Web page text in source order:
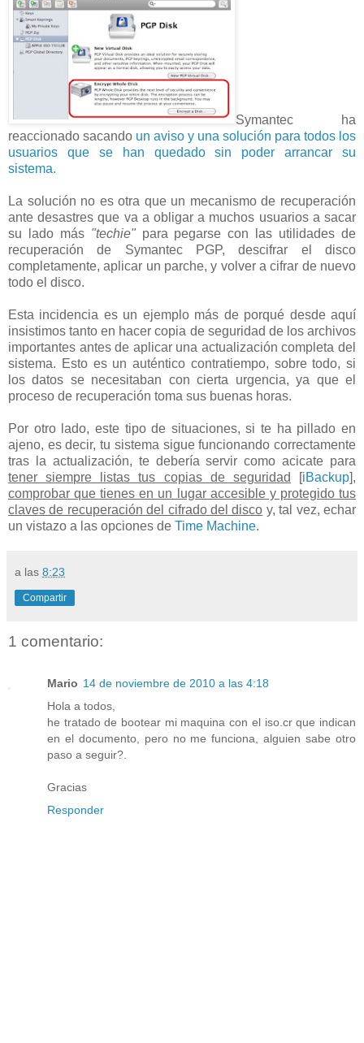
Symantec ha
reaccionado sacando un aviso y una solución para todos los
usuarios que se han quedado sin poder arrancar su
sistema.
La solución no es otra que un mecanismo de recuperación
ante desastres que va a obligar a muchos usuarios a sacar
su lado más "techie" para pegarse con las utilidades de
recuperación de Symantec PGP, descifrar el disco
completamente, aplicar un parche, y volver a cifrar de nuevo
todo el disco.
Esta incidencia es un ejemplo más de porqué desde aquí
insistimos tanto en hacer copia de seguridad de los archivos
importantes antes de aplicar una actualización completa del
sistema. Esto es un auténtico contratiempo, sobre todo, si
los datos se necesitaban con cierta urgencia, ya que el
proceso de recuperación toma sus buenas horas.
Por otro lado, este tipo de situaciones, si te ha pillado en
ajeno, es decir, tu sistema sigue funcionando correctamente
tras la actualización, te debería servir como acicate para
tener siempre listas tus copias de seguridad
[iBackup],
comprobar que tienes en un lugar accesible y protegido tus
claves de recuperación del cifrado del disco y, tal vez, echar
un vistazo a las opciones de Time Machine.
a las 8:23
Compartir
1 comentario:
Mario 14 de noviembre de 2010 a las 4:18
Hola a todos,
he tratado de bootear mi maquina con el iso.cr que indican
en el documento, pero no me funciona, alguien sabe otro
paso a seguir?.
Gracias
Responder